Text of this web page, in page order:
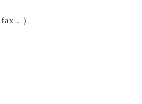
fax ．）